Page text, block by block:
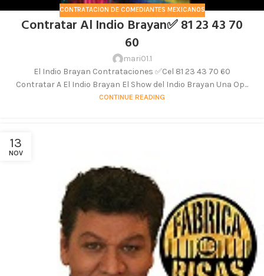
CONTRATACION DE COMEDIANTES MEXICANOS
Contratar Al Indio Brayan✅ 81 23 43 70
60
mari01.1
El Indio Brayan Contrataciones ✅Cel 81 23 43 70 60
Contratar A El Indio Brayan El Show del Indio Brayan Una Op...
CONTINUE READING
13
NOV